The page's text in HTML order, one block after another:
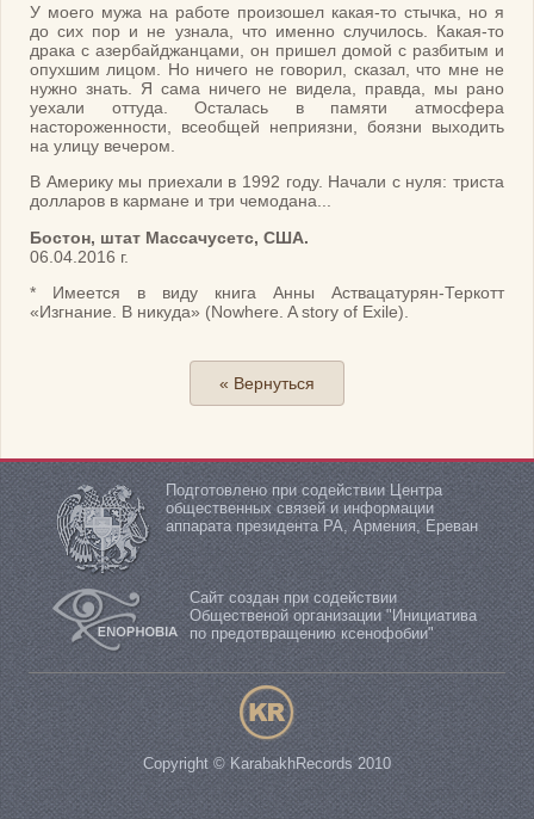
У моего мужа на работе произошел какая-то стычка, но я
до сих пор и не узнала, что именно случилось. Какая-то
драка с азербайджанцами, он пришел домой с разбитым и
опухшим лицом. Но ничего не говорил, сказал, что мне не
нужно знать. Я сама ничего не видела, правда, мы рано
уехали оттуда. Осталась в памяти атмосфера
настороженности, всеобщей неприязни, боязни выходить
на улицу вечером.
В Америку мы приехали в 1992 году. Начали с нуля: триста
долларов в кармане и три чемодана...
Бостон, штат Массачусетс, США.
06.04.2016 г.
* Имеется в виду книга Анны Аствацатурян-Теркотт
«Изгнание. В никуда» (Nowhere. A story of Exile).
« Вернуться
Подготовлено при содействии Центра
общественных связей и информации
аппарата президента РА, Армения, Ереван
Сайт создан при содействии
Общественой организации "Инициатива
по предотвращению ксенофобии"
Copyright © KarabakhRecords 2010